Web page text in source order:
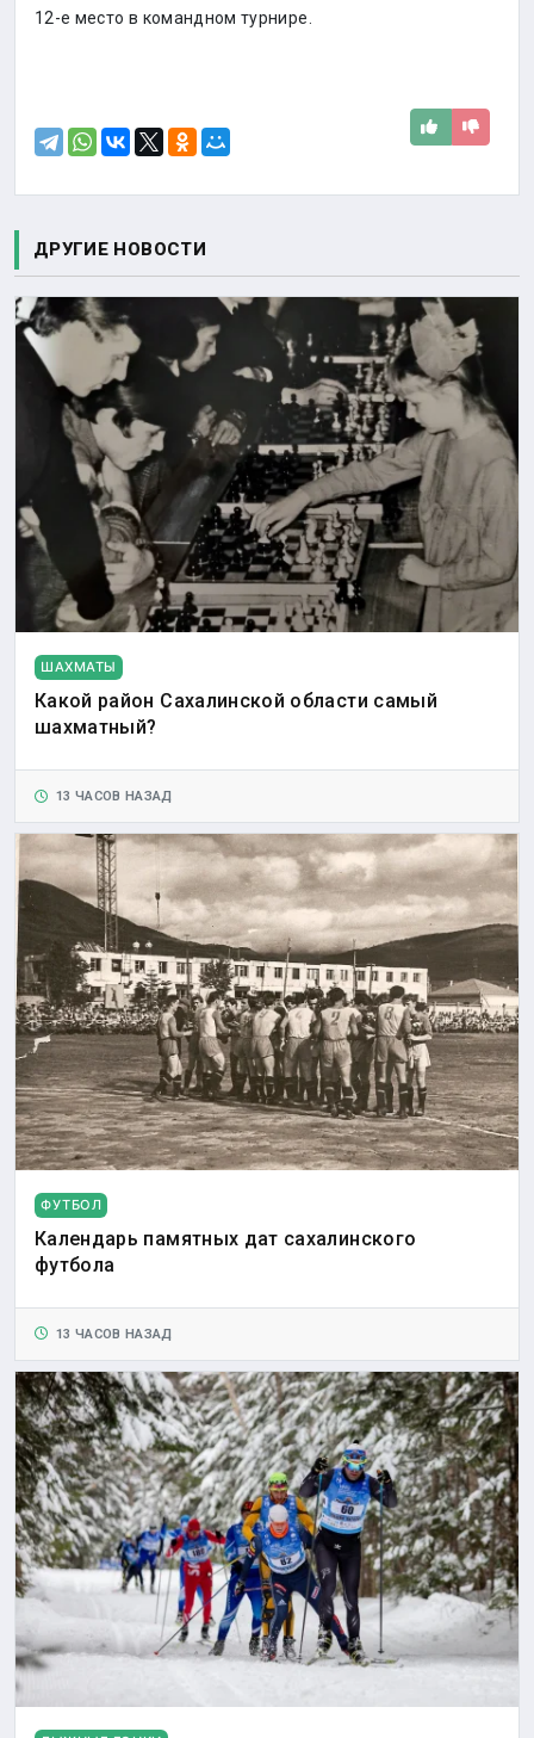
12-е место в командном турнире.
ДРУГИЕ НОВОСТИ
ШАХМАТЫ
Какой район Сахалинской области самый
шахматный?
13 ЧАСОВ НАЗАД
ФУТБОЛ
Календарь памятных дат сахалинского
футбола
13 ЧАСОВ НАЗАД